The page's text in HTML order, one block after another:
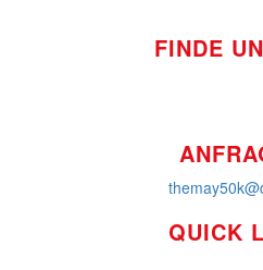
FINDE
QUICK